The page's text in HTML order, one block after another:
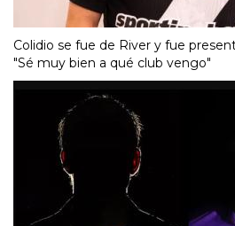
Colidio se fue de River y fue
"Sé muy bien a qué club vengo"